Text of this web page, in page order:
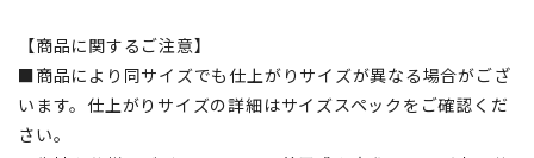
【商品に関するご注意】
■商品により同サイズでも仕上がりサイズが異なる場合がござ
います。仕上がりサイズの詳細はサイズスペックをご確認くだ
さい。